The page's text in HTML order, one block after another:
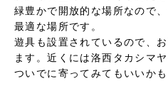
緑豊かで開放的な場所なので
最適な場所です。
遊具も設置されているので、
ます。近くには洛西タカシマ
ついでに寄ってみてもいいかも